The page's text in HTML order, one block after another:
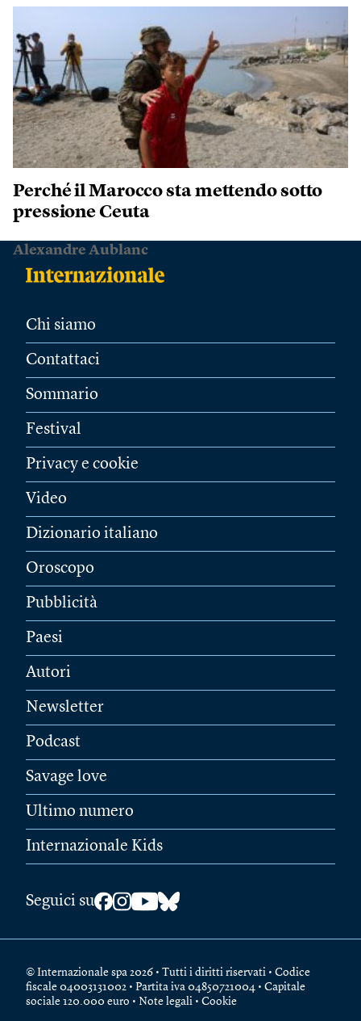
Perché il Marocco sta mettendo sotto
pressione Ceuta
Alexandre Aublanc
Chi siamo
Contattaci
Sommario
Festival
Privacy e cookie
Video
Dizionario italiano
Oroscopo
Pubblicità
Paesi
Autori
Newsletter
Podcast
Savage love
Ultimo numero
Internazionale Kids
Seguici su
© Internazionale spa 2026 • Tutti i diritti riservati • Codice
fiscale 04003131002 • Partita iva 04850721004 • Capitale
sociale 120.000 euro • Note legali • Cookie